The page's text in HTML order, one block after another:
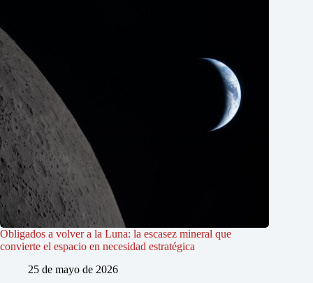
Obligados a volver a la Luna: la escasez mineral que
convierte el espacio en necesidad estratégica
25 de mayo de 2026